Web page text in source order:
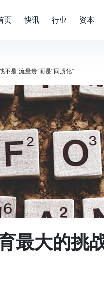
页 快讯 行业 资本
是“流量贵”而是“同质化”
最大的挑